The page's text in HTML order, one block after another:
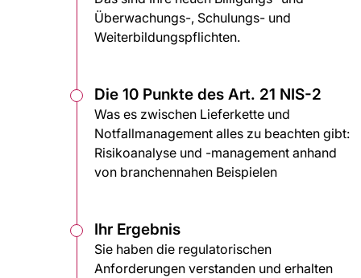
Überwachungs-, Schulungs- und
Weiterbildungspflichten.
Die 10 Punkte des Art. 21 NIS-2
Was es zwischen Lieferkette und
Notfallmanagement alles zu beachten gibt:
Risikoanalyse und -management anhand
von branchennahen Beispielen
Ihr Ergebnis
Sie haben die regulatorischen
Anforderungen verstanden und erhalten